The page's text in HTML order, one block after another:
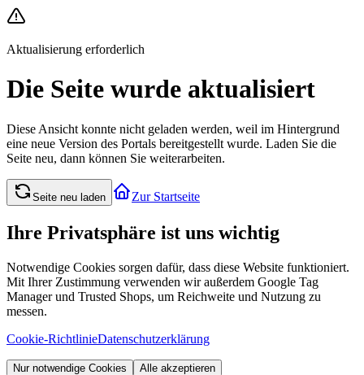
Aktualisierung erforderlich
Die Seite wurde aktualisiert
Diese Ansicht konnte nicht geladen werden, weil im Hintergrund
eine neue Version des Portals bereitgestellt wurde. Laden Sie die
Seite neu, dann können Sie weiterarbeiten.
Seite neu laden Zur Startseite
Ihre Privatsphäre ist uns wichtig
Notwendige Cookies sorgen dafür, dass diese Website funktioniert.
Mit Ihrer Zustimmung verwenden wir außerdem Google Tag
Manager und Trusted Shops, um Reichweite und Nutzung zu
messen.
Cookie-RichtlinieDatenschutzerklärung
Nur notwendige Cookies Alle akzeptieren